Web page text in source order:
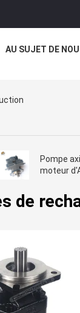
AU SUJET DE
Pompe
moteur
de